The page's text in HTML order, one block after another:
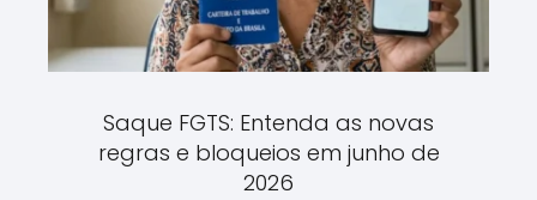
Saque FGTS: Entenda as novas
regras e bloqueios em junho de
2026